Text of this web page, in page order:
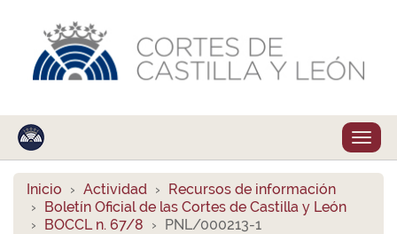
Inicio Actividad
Recursos de información
Boletín Oficial de las Cortes de Castilla y León
BOCCL n. 67/8
PNL/000213-1